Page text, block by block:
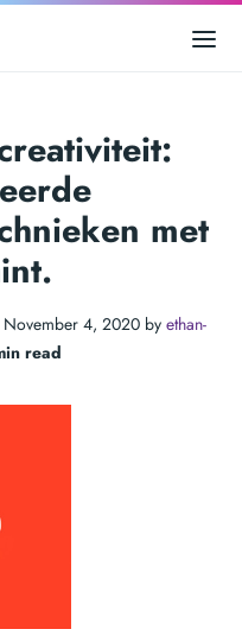
met
4, 2020 byethan-
read